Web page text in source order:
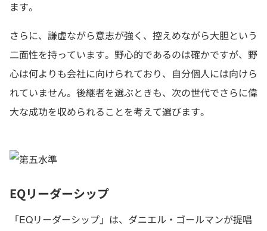
ます。
さらに、謙虚ながら意志が強く、控えめながら大胆という
二面性を持っています。野心的であるのは確かですが、野
心は何よりも会社に向けられており、自分個人には向けら
れていません。後継者を選ぶときも、次の世代でさらに偉
大な成功を収められることを考えて選びます。
EQリーダーシップ
「EQリーダーシップ」は、ダニエル・ゴールマンが提唱